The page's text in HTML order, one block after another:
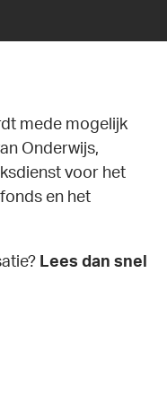
mede mogelijk
Onderwijs,
voor het
en het
Lees dan snel